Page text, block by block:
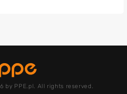
by PPE.pl. All rights reserved.